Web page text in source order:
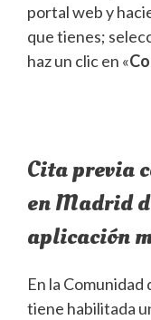
portal web y
que tienes;
haz un clic en «
Cita previa
en Madrid
aplicación
En la Comunidad
tiene habilitada